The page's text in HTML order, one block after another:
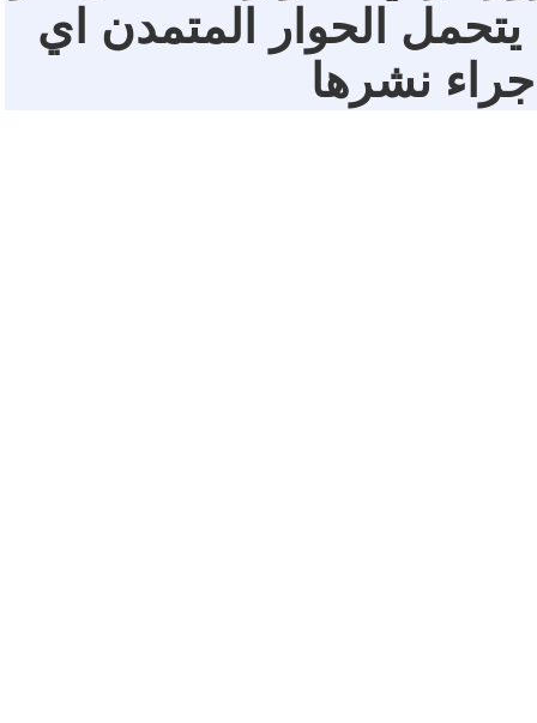
يتحمل الحوار المتمدن اي
جراء نشرها